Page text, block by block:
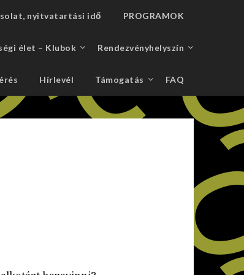
nyitvatartási idő PROGRAMOK
élet – Klubok Rendezvényhelyszín
Hírlevél Támogatás FAQ